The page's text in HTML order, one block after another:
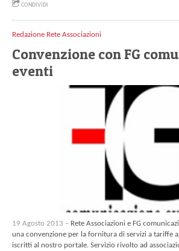
CONDIVIDI
Redazione Rete Associazioni
Convenzione con FG
eventi
19 Agosto 2013 – Rete Associazioni e FG
una convenzione per la fornitura di servizi a tariffe
iscritti al nostro portale. Servizio rivolto ad